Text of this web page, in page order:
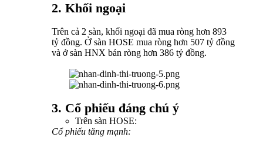
2. Khối ngoại
Trên cả 2 sàn, khối ngoại đã mua ròng hơn 893
tỷ đồng. Ở sàn HOSE mua ròng hơn 507 tỷ đồng
và ở sàn HNX bán ròng hơn 386 tỷ đồng.
3. Cổ phiếu đáng chú ý
Trên sàn HOSE:
Cổ phiếu tăng mạnh: